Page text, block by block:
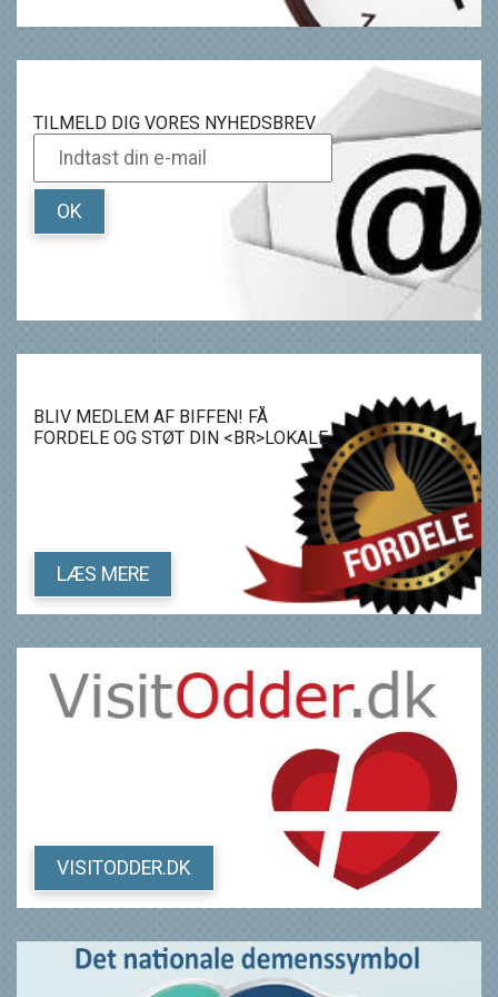
TILMELD DIG VORES NYHEDSBREV
OK
BLIV MEDLEM AF BIFFEN! FÅ
FORDELE OG STØT DIN <BR>LOKALE
LÆS MERE
VISITODDER.DK